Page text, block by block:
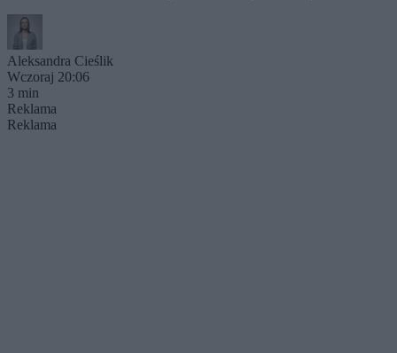
Aleksandra Cieślik
Wczoraj 20:06
3 min
Reklama
Reklama